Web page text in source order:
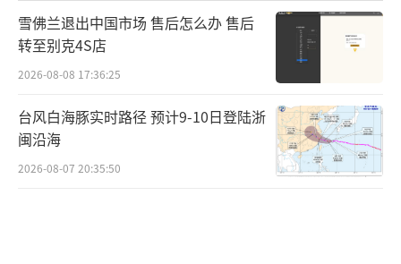
雪佛兰退出中国市场 售后怎么办 售后
转至别克4S店
2026-08-08 17:36:25
台风白海豚实时路径 预计9-10日登陆浙
闽沿海
2026-08-07 20:35:50